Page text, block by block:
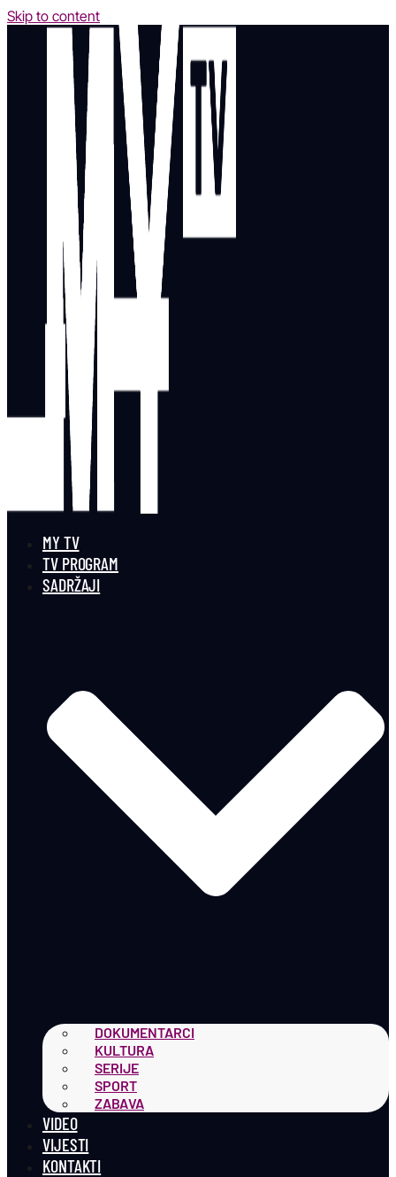
Skip to content
MY TV
TV PROGRAM
SADRŽAJI
DOKUMENTARCI
KULTURA
SERIJE
SPORT
ZABAVA
VIDEO
VIJESTI
KONTAKTI